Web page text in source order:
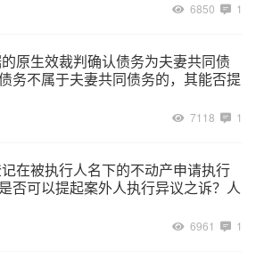
6850 1
原生效裁判确认债务为夫妻共同债
务不属于夫妻共同债务的，其能否提
7118 1
在被执行人名下的不动产申请执行
否可以提起案外人执行异议之诉？人
6961 1